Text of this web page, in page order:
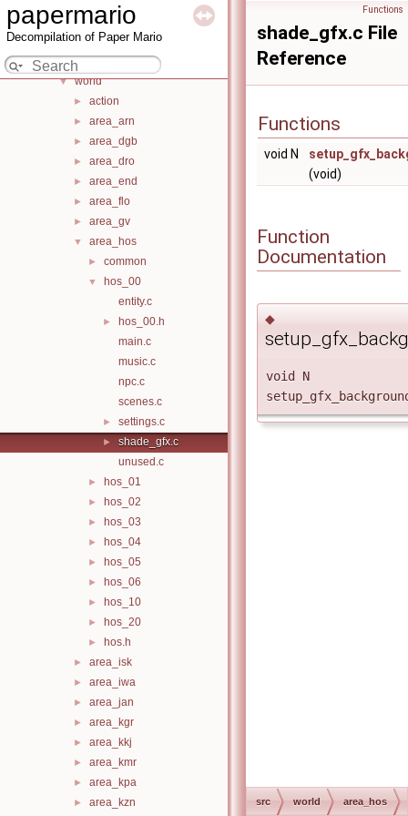
papermario
Decompilation of Paper Mario
► evt
► filemenu
► pause
▼ world
► action
► area_arn
► area_dgb
► area_dro
► area_end
► area_flo
► area_gv
▼ area_hos
► common
▼
hos_00
entity.c
►
hos_00.h
main.c
music.c
npc.c
scenes.c
► settings.c
►
shade_gfx.c
unused.c
► hos_01
► hos_02
► hos_03
► hos_04
► hos_05
► hos_06
► hos_10
► hos_20
► hos.h
► area_isk
► area_iwa
► area_jan
► area_kgr
► area_kkj
► area_kmr
► area_kpa
► area_kzn
Functions
shade_gfx.c File
Reference
Functions
void N
(void)
Function
Documentation
◆
void N
src world area_hos